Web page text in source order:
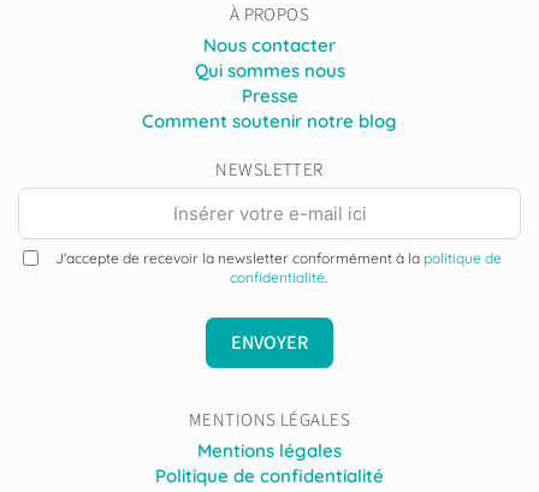
À PROPOS
Nous contacter
Qui sommes nous
Presse
Comment soutenir notre blog
NEWSLETTER
J'accepte de recevoir la newsletter conformément à la politique de
confidentialité.
ENVOYER
MENTIONS LÉGALES
Mentions légales
Politique de confidentialité